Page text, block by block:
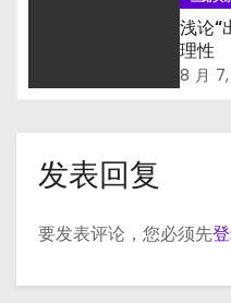
浅论“
理性
8 月
发表回复
要发表评论，您必须先